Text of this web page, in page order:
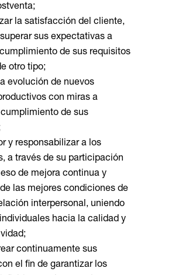
la satisfacción del cliente,
sus expectativas a
de sus requisitos
otro tipo;
evolución de nuevos
con miras a
de sus
y responsabilizar a los
a través de su participación
de mejora continua y
las mejores condiciones de
interpersonal, uniendo
hacia la calidad y
continuamente sus
el fin de garantizar los